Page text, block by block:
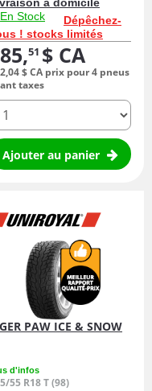
à domicile
En Stock
Dépêchez-
! stocks limités
51 $ CA
04$ CA prix pour 4 pneus
taxes
Ajouter au panier
PAW ICE & SNOW
d'infos
55 R18 T (98)